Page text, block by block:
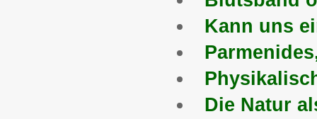
Kann uns
Die Natur